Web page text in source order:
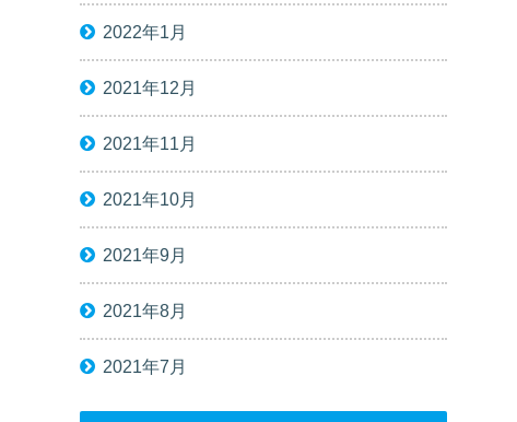
2022年1月
2021年12月
2021年11月
2021年10月
2021年9月
2021年8月
2021年7月